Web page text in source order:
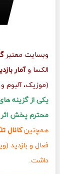
وبسایت معتبر
الکسا وآمار
(موزیک، آلبوم
یکی از گزینه
محترم پخش
همچنینکانال
فعال و بازدید
داشت.